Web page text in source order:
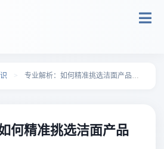
> 专业解析：如何精准挑选洁面产品避免踩坑
何精准挑选洁面产品